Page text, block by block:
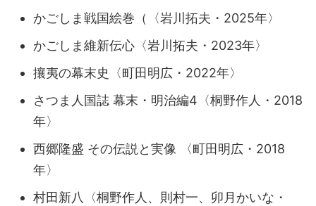
かごしま戦国絵巻（〈岩川拓夫・2025年〉
かごしま維新伝心〈岩川拓夫・2023年〉
攘夷の幕末史〈町田明広・2022年〉
さつま人国誌 幕末・明治編4〈桐野作人・2018
年〉
西郷隆盛 その伝説と実像 〈町田明広・2018
年〉
村田新八〈桐野作人、則村一、卯月かいな・